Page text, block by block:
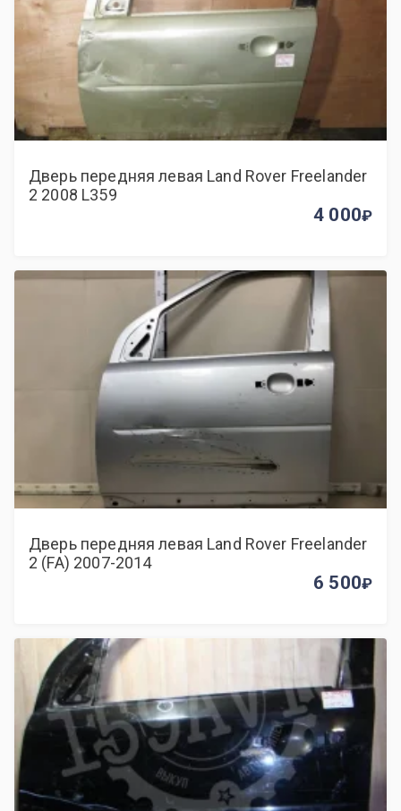
Дверь передняя левая Land Rover Freelander
2 2008 L359
4 000
Дверь передняя левая Land Rover Freelander
2 (FA) 2007-2014
6 500